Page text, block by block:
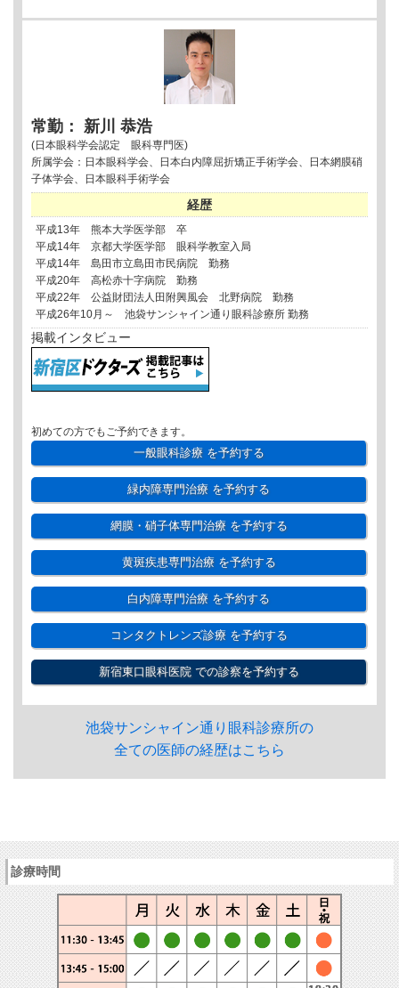
常勤： 新川 恭浩
(日本眼科学会認定 眼科専門医)
所属学会：日本眼科学会、日本白内障屈折矯正手術学会、日本網膜硝
子体学会、日本眼科手術学会
経歴
平成13年 熊本大学医学部 卒
平成14年 京都大学医学部 眼科学教室入局
平成14年 島田市立島田市民病院 勤務
平成20年 高松赤十字病院 勤務
平成22年 公益財団法人田附興風会 北野病院 勤務
平成26年10月～ 池袋サンシャイン通り眼科診療所 勤務
掲載インタビュー
初めての方でもご予約できます。
一般眼科診療を予約する
緑内障専門治療 を予約する
網膜・硝子体専門治療を予約する
黄斑疾患専門治療を予約する
白内障専門治療 を予約する
コンタクトレンズ診療を予約する
新宿東口眼科医院での診察を予約する
池袋サンシャイン通り眼科診療所の
全ての医師の経歴はこちら
診療時間